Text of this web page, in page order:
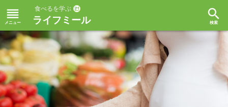
reorder 食べるを学ぶ
ライフミール search